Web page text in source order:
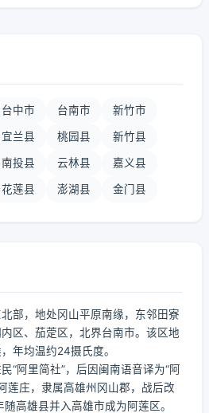
台中市 台南市 新竹市
宜兰县 桃园县 新竹县
南投县 云林县 嘉义县
花莲县 澎湖县 金门县
部，地处冈山平原南缘，东邻田寮
区、茄萣区，北界台南市。该区地
年均温约24摄氏度。
“阿里简社”，后因闽南语音译为“阿
莲庄，隶属高雄州冈山郡，战后改
高雄县并入高雄市成为阿莲区。